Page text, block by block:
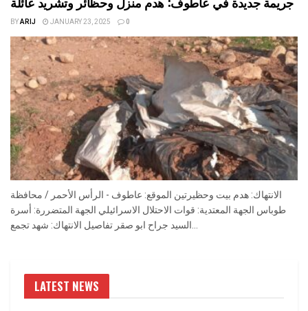
BYARIJ JANUARY 23, 2025 0
الانتهاك: هدم بيت وحظيرتين الموقع: عاطوف - الرأس الأحمر / محافظة
طوباس الجهة المعتدية: قوات الاحتلال الاسرائيلي الجهة المتضررة: أسرة
السيد جراح ابو صقر تفاصيل الانتهاك: شهد تجمع...
LATEST NEWS